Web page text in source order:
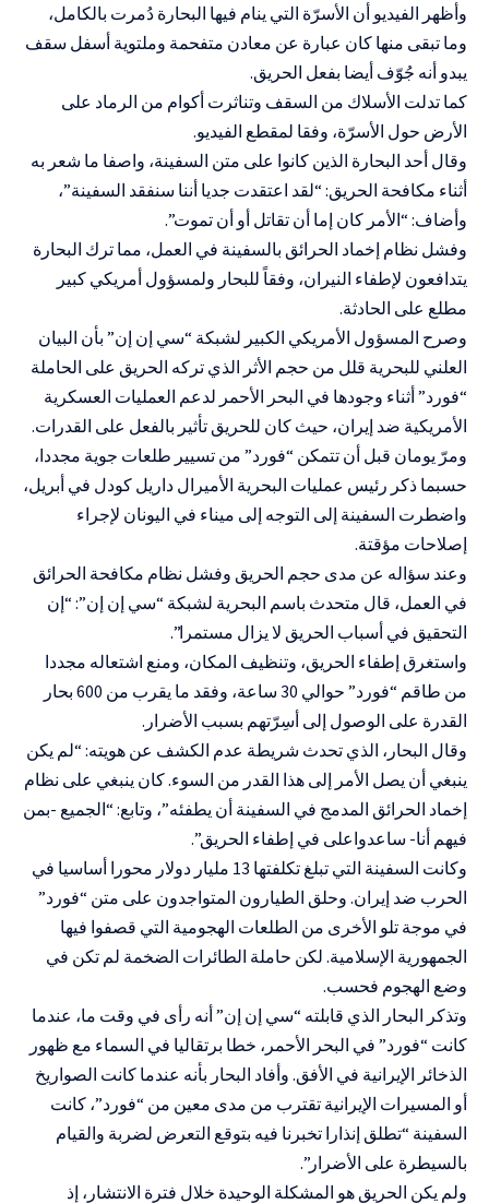
وأظهر الفيديو أن الأسرّة التي ينام فيها البحارة دُمرت بالكامل،
وما تبقى منها كان عبارة عن معادن متفحمة وملتوية أسفل سقف
يبدو أنه جُوّف أيضا بفعل الحريق.
كما تدلت الأسلاك من السقف وتناثرت أكوام من الرماد على
الأرض حول الأسرّة، وفقا لمقطع الفيديو.
وقال أحد البحارة الذين كانوا على متن السفينة، واصفا ما شعر به
أثناء مكافحة الحريق: “لقد اعتقدت جديا أننا سنفقد السفينة”،
وأضاف: “الأمر كان إما أن تقاتل أو أن تموت”.
وفشل نظام إخماد الحرائق بالسفينة في العمل، مما ترك البحارة
يتدافعون لإطفاء النيران، وفقاً للبحار ولمسؤول أمريكي كبير
مطلع على الحادثة.
وصرح المسؤول الأمريكي الكبير لشبكة “سي إن إن” بأن البيان
العلني للبحرية قلل من حجم الأثر الذي تركه الحريق على الحاملة
“فورد”أثناء وجودها في البحر الأحمر لدعم العمليات العسكرية
الأمريكية ضد إيران، حيث كان للحريق تأثير بالفعل على القدرات.
ومرّ يومان قبل أن تتمكن “فورد” من تسيير طلعات جوية مجددا،
حسبما ذكر رئيس عمليات البحرية الأميرال داريل كودل في أبريل،
واضطرت السفينة إلى التوجه إلى ميناء في اليونان لإجراء
إصلاحات مؤقتة.
وعند سؤاله عن مدى حجم الحريق وفشل نظام مكافحة الحرائق
في العمل، قال متحدث باسم البحرية لشبكة “سي إن إن”: “إن
التحقيق في أسباب الحريق لا يزال مستمرا”.
واستغرق إطفاء الحريق، وتنظيف المكان، ومنع اشتعاله مجددا
من طاقم “فورد” حوالي 30 ساعة، وفقد ما يقرب من 600 بحار
القدرة على الوصول إلى أسِرّتهم بسبب الأضرار.
وقال البحار، الذي تحدث شريطة عدم الكشف عن هويته: “لم يكن
ينبغي أن يصل الأمر إلى هذا القدر من السوء. كان ينبغي على نظام
إخماد الحرائق المدمج في السفينة أن يطفئه”، وتابع: “الجميع -بمن
فيهم أنا- ساعدواعلى في إطفاء الحريق”.
وكانت السفينة التي تبلغ تكلفتها 13 مليار دولار محورا أساسيا في
الحرب ضد إيران. وحلق الطيارون المتواجدون على متن “فورد”
في موجة تلو الأخرى من الطلعات الهجومية التي قصفوا فيها
الجمهورية الإسلامية. لكن حاملة الطائرات الضخمة لم تكن في
وضع الهجوم فحسب.
وتذكر البحار الذي قابلته “سي إن إن” أنه رأى في وقت ما، عندما
كانت “فورد” في البحر الأحمر، خطا برتقاليا في السماء مع ظهور
الذخائر الإيرانية في الأفق. وأفاد البحار بأنه عندما كانت الصواريخ
أو المسيرات الإيرانية تقترب من مدى معين من “فورد”، كانت
السفينة “تطلق إنذارا تخبرنا فيه بتوقع التعرض لضربة والقيام
بالسيطرة على الأضرار”.
ولم يكن الحريق هو المشكلة الوحيدة خلال فترة الانتشار، إذ